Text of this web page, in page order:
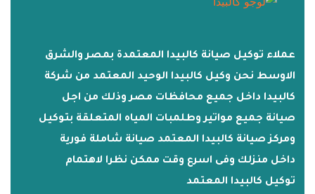
عملاء توكيل صيانة كالبيدا المعتمدة بمصر والشرق
الاوسط نحن وكيل كالبيدا الوحيد المعتمد من شركة
كالبيدا داخل جميع محافظات مصر وذلك من اجل
صيانة جميع مواتير وطلمبات المياه المتعلقة بتوكيل
ومركز صيانة كالبيدا المعتمد صيانة شاملة فورية
داخل منزلك وفى اسرع وقت ممكن نظرا لاهتمام
توكيل كالبيدا المعتمد